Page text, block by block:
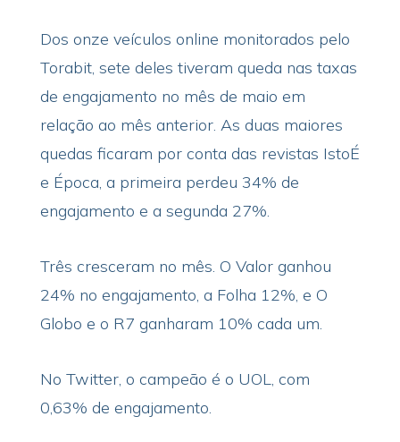
Dos onze veículos online monitorados pelo
Torabit, sete deles tiveram queda nas taxas
de engajamento no mês de maio em
relação ao mês anterior. As duas maiores
quedas ficaram por conta das revistas IstoÉ
e Época, a primeira perdeu 34% de
engajamento e a segunda 27%.
Três cresceram no mês. O Valor ganhou
24% no engajamento, a Folha 12%, e O
Globo e o R7 ganharam 10% cada um.
No Twitter, o campeão é o UOL, com
0,63% de engajamento.